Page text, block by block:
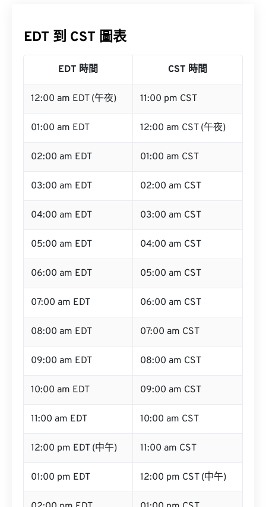
EDT 到 CST 圖表
EDT 時間 CST 時間
12:00 am EDT (午夜) 11:00 pm CST
01:00 am EDT 12:00 am CST (午夜)
02:00 am EDT 01:00 am CST
03:00 am EDT 02:00 am CST
04:00 am EDT 03:00 am CST
05:00 am EDT 04:00 am CST
06:00 am EDT 05:00 am CST
07:00 am EDT 06:00 am CST
08:00 am EDT 07:00 am CST
09:00 am EDT 08:00 am CST
10:00 am EDT 09:00 am CST
11:00 am EDT 10:00 am CST
12:00 pm EDT (中午) 11:00 am CST
01:00 pm EDT 12:00 pm CST (中午)